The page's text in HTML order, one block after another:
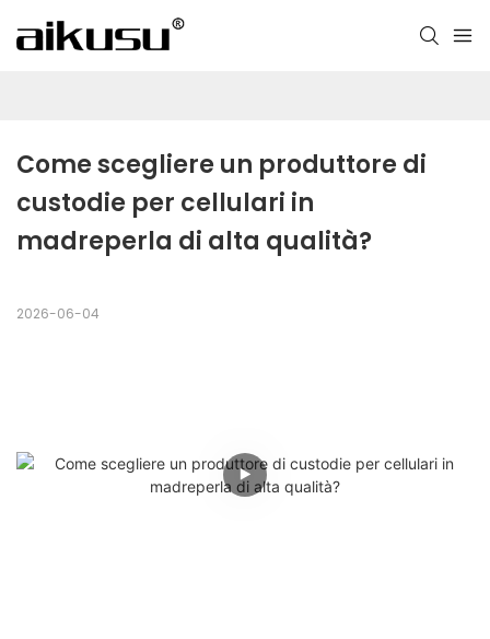
Come scegliere un produttore di
custodie per cellulari in
madreperla di alta qualità?
2026-06-04